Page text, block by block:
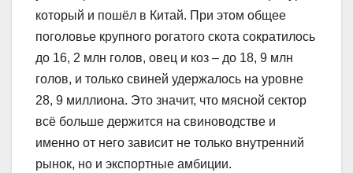
который и пошёл в Китай. При этом общее
поголовье крупного рогатого скота сократилось
до 16, 2 млн голов, овец и коз – до 18, 9 млн
голов, и только свиней удержалось на уровне
28, 9 миллиона. Это значит, что мясной сектор
всё больше держится на свиноводстве и
именно от него зависит не только внутренний
рынок, но и экспортные амбиции.